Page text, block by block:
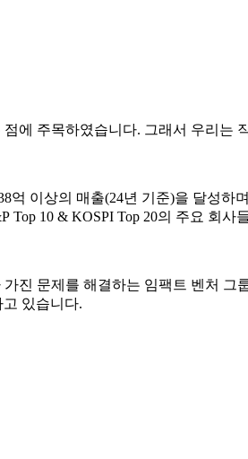
에 주목하였습니다. 그래서 우리
억 이상의 매출(24년 기준)을 달성하
10 & KOSPI Top 20의 주요 회
진 문제를 해결하는 임팩트 벤처 그
있습니다.